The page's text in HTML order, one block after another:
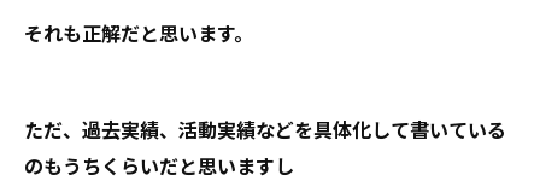
それも正解だと思います。
ただ、過去実績、活動実績などを具体化して書いている
のもうちくらいだと思いますし